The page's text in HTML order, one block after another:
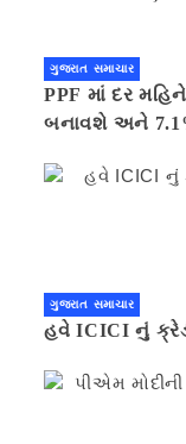
ગુજરાત સમાચાર
PPF માં દર
બનાવશે અને
ગુજરાત સમાચાર
હવે ICICI નું